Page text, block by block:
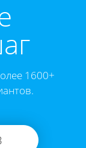
1600+